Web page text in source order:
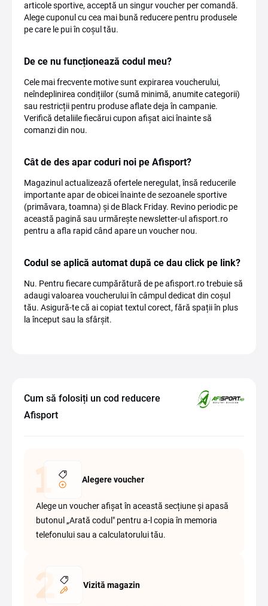
articole sportive, acceptă un singur voucher per comandă.
Alege cuponul cu cea mai bună reducere pentru produsele
pe care le pui în coșul tău.
De ce nu funcționează codul meu?
Cele mai frecvente motive sunt expirarea voucherului,
neîndeplinirea condițiilor (sumă minimă, anumite categorii)
sau restricții pentru produse aflate deja în campanie.
Verifică detaliile fiecărui cupon afișat aici înainte să
comanzi din nou.
Cât de des apar coduri noi pe Afisport?
Magazinul actualizează ofertele neregulat, însă reducerile
importante apar de obicei înainte de sezoanele sportive
(primăvara, toamna) și de Black Friday. Revino periodic pe
această pagină sau urmărește newsletter-ul afisport.ro
pentru a afla rapid când apare un voucher nou.
Codul se aplică automat după ce dau click pe link?
Nu. Pentru fiecare cumpărătură de pe afisport.ro trebuie să
adaugi valoarea voucherului în câmpul dedicat din coșul
tău. Asigură-te că ai copiat textul corect, fără spații în plus
la început sau la sfârșit.
Cum să folosiți un cod reducere
Afisport
Alegere voucher
Alege un voucher afișat în această secțiune și apasă
butonul „Arată codul" pentru a-l copia în memoria
telefonului sau a calculatorului tău.
Vizită magazin